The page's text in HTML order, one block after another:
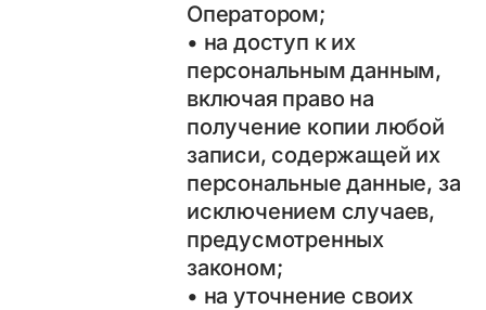
Оператором;
• на доступ к их
персональным данным,
включая право на
получение копии любой
записи, содержащей их
персональные данные, за
исключением случаев,
предусмотренных
законом;
• на уточнение своих